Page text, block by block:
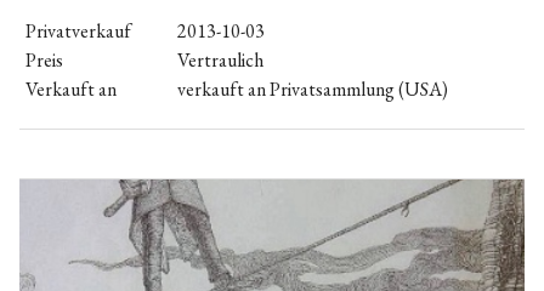
Privatverkauf
2013-10-03
Preis
Vertraulich
Verkauft an
verkauft an Privatsammlung (USA)